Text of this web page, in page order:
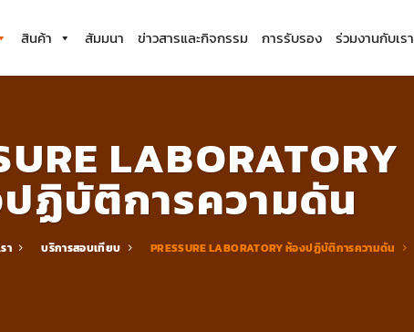
สินค้า สัมมนา ข่าวสารและกิจกรรม การรับรอง ร่วมงานกับเรา
LABORATORY
ฏิบัติการความดัน
า บริการสอบเทียบ PRESSURE LABORATORY ห้องปฏิบัติการความดัน